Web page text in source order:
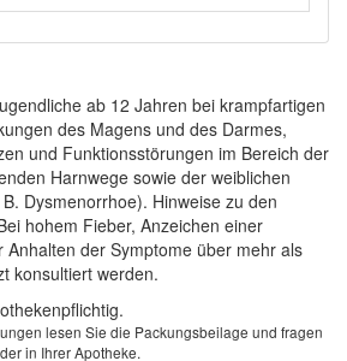
ab 12 Jahren bei krampfartigen
des Magens und des Darmes,
und Funktionsstörungen im Bereich der
Harnwege sowie der weiblichen
Dysmenorrhoe). Hinweise zu den
hohem Fieber, Anzeichen einer
Anhalten der Symptome über mehr als
konsultiert werden.
lesen Sie die Packungsbeilage und fragen
in Ihrer Apotheke.